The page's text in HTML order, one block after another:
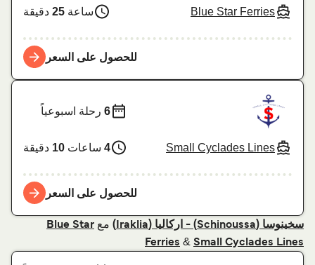
Blue Star Ferries ساعة25دقيقة
للحصول على السعر
Small Cyclades Lines
6رحلة اسبوعياً
4 ساعات10دقيقة
للحصول على السعر
سخينوسا (Schinoussa) - اركاليا (Iraklia) معBlue Star
Ferries &Small Cyclades Lines